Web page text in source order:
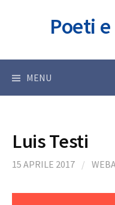
Poeti
MENU
Luis Testi
15 APRILE 2017 /